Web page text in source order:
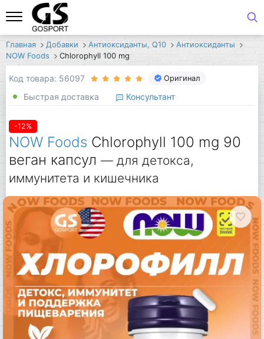
Главная Добавки Антиоксиданты, Q10
Антиоксиданты
NOW Foods
Chlorophyll 100 mg
Код товара: 56097 Оригинал
Быстрая доставка Консультант
-12%
NOW Foods Chlorophyll 100 mg 90
веган капсул — для детокса,
иммунитета и кишечника